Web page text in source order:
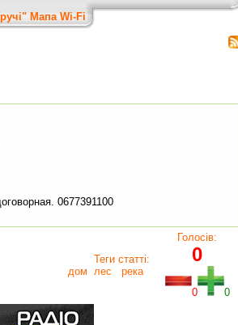
Мапа Wi-Fi
0677391100
Теги статті:
дом лес река
Голосів:
0
0 0